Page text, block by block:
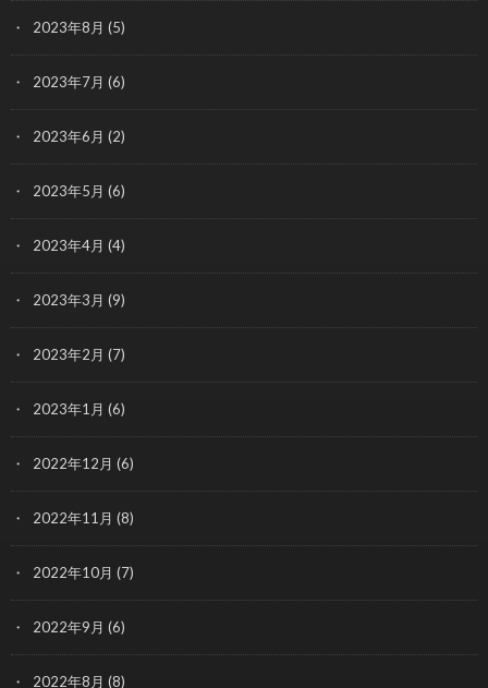
2023年8月 (5)
2023年7月 (6)
2023年6月 (2)
2023年5月 (6)
2023年4月 (4)
2023年3月 (9)
2023年2月 (7)
2023年1月 (6)
2022年12月 (6)
2022年11月 (8)
2022年10月 (7)
2022年9月 (6)
2022年8月 (8)